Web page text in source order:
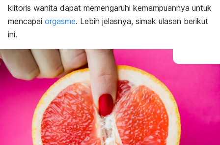
klitoris wanita dapat memengaruhi kemampuannya untuk
mencapai orgasme. Lebih jelasnya, simak ulasan berikut
ini.